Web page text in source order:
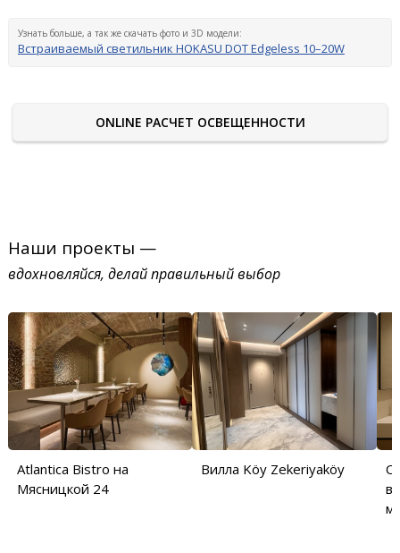
Узнать больше, а так же скачать фото и 3D модели:
Встраиваемый светильник HOKASU DOT Edgeless 10–20W
ONLINE РАСЧЕТ ОСВЕЩЕННОСТИ
Наши проекты —
вдохновляйся, делай правильный выбор
Atlantica Bistro на
Мясницкой 24
Вилла Köy Zekeriyaköy